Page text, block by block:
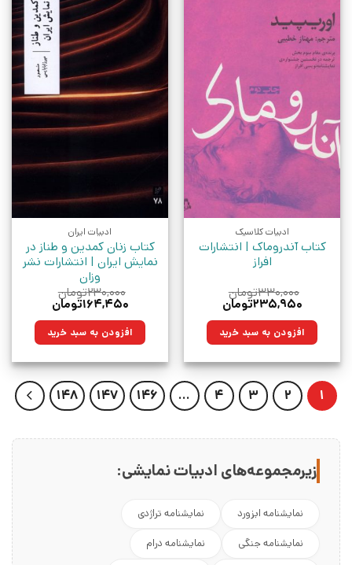
ادبیات کلاسیک
کتاب آندروماک | انتشارات
افراز
۳۳۰,۰۰۰تومان
قیمت
۳۳۰,۰۰۰تومان
بود.
۲۳۵,۹۵۰تومان
۲۳۵,۹۵۰تومان.افزودن به سبد خرید
ادبیات ایران
کتاب زنان کمدین و طناز در
نمایش ایران | انتشارات نشر
وزان
۲۳۰,۰۰۰تومان
قیمت
۲۳۰,۰۰۰تومان
بود.
۱۶۴,۴۵۰تومان
۱۶۴,۴۵۰تومان.افزودن به سبد خرید
1
2
3
4
…
146
147
148
زیرمجموعه‌های ادبیات نمایشی:
نمایشنامه ابزورد
نمایشنامه تراژدی
نمایشنامه جنگی
نمایشنامه درام